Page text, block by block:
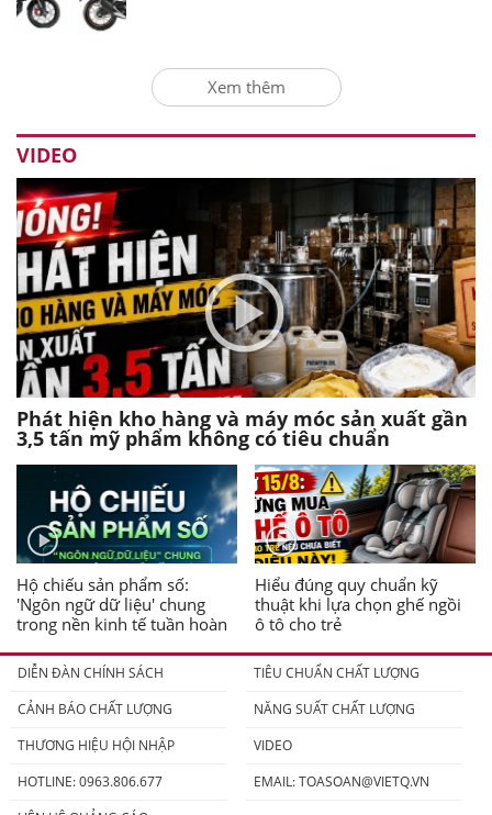
Xem thêm
VIDEO
Phát hiện kho hàng và máy móc sản xuất gần
3,5 tấn mỹ phẩm không có tiêu chuẩn
Hộ chiếu sản phẩm số:
'Ngôn ngữ dữ liệu' chung
trong nền kinh tế tuần hoàn
Hiểu đúng quy chuẩn kỹ
thuật khi lựa chọn ghế ngồi
ô tô cho trẻ
DIỄN ĐÀN CHÍNH SÁCH
TIÊU CHUẨN CHẤT LƯỢNG
CẢNH BÁO CHẤT LƯỢNG
NĂNG SUẤT CHẤT LƯỢNG
THƯƠNG HIỆU HỘI NHẬP
VIDEO
HOTLINE: 0963.806.677
EMAIL:TOASOAN@VIETQ.VN